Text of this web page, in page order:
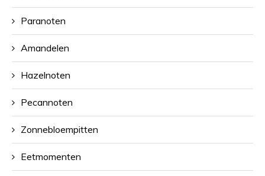
Paranoten
Amandelen
Hazelnoten
Pecannoten
Zonnebloempitten
Eetmomenten